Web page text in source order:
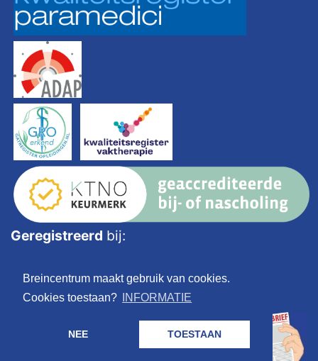
Breincentrum maakt gebruik van cookies.
Cookies toestaan?
INFORMATIE
NEE TOESTAAN
Geregistreerd bij: